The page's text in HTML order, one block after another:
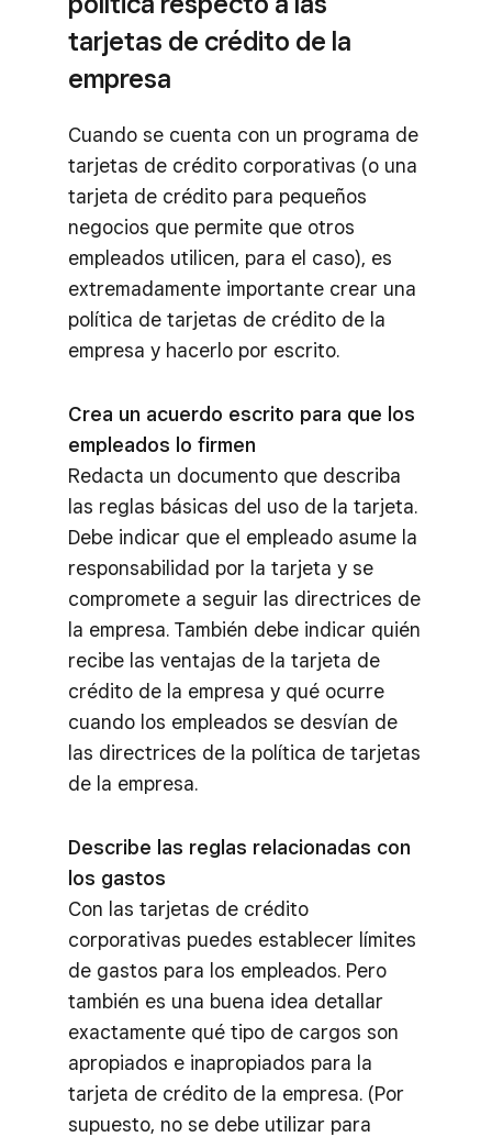
tarjetas de crédito de la
empresa
Cuando se cuenta con un programa de
tarjetas de crédito corporativas (o una
tarjeta de crédito para pequeños
negocios que permite que otros
empleados utilicen, para el caso), es
extremadamente importante crear una
política de tarjetas de crédito de la
empresa y hacerlo por escrito.
Crea un acuerdo escrito para que los
empleados lo firmen
Redacta un documento que describa
las reglas básicas del uso de la tarjeta.
Debe indicar que el empleado asume la
responsabilidad por la tarjeta y se
compromete a seguir las directrices de
la empresa. También debe indicar quién
recibe las ventajas de la tarjeta de
crédito de la empresa y qué ocurre
cuando los empleados se desvían de
las directrices de la política de tarjetas
de la empresa.
Describe las reglas relacionadas con
los gastos
Con las tarjetas de crédito
corporativas puedes establecer límites
de gastos para los empleados. Pero
también es una buena idea detallar
exactamente qué tipo de cargos son
apropiados e inapropiados para la
tarjeta de crédito de la empresa. (Por
supuesto, no se debe utilizar para